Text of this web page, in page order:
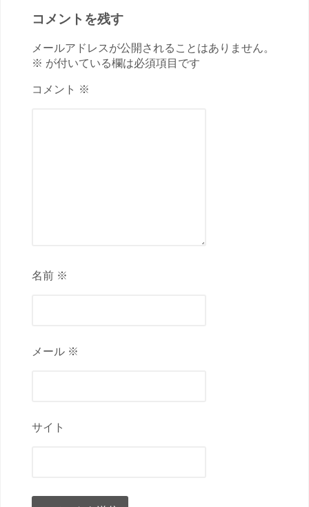
コメントを残す
メールアドレスが公開されることはありません。
※ が付いている欄は必須項目です
コメント ※
名前 ※
メール ※
サイト